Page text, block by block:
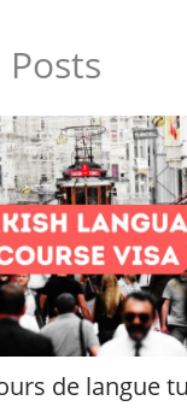
de langue